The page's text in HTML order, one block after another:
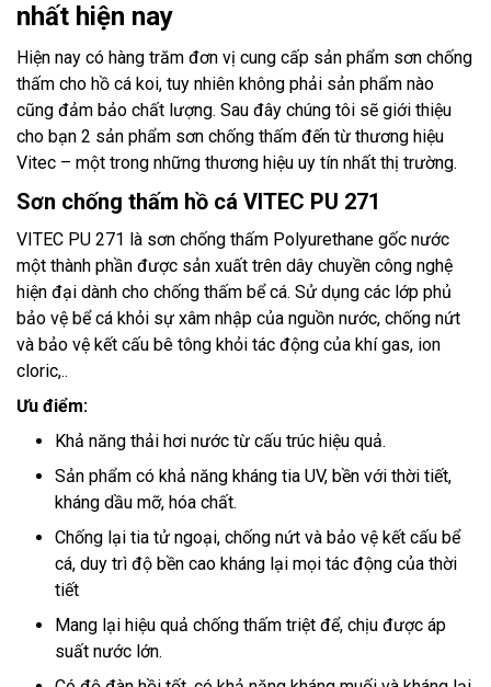
nhất hiện nay
Hiện nay có hàng trăm đơn vị cung cấp sản phẩm sơn chống
thấm cho hồ cá koi, tuy nhiên không phải sản phẩm nào
cũng đảm bảo chất lượng. Sau đây chúng tôi sẽ giới thiệu
cho bạn 2 sản phẩm sơn chống thấm đến từ thương hiệu
Vitec – một trong những thương hiệu uy tín nhất thị trường.
Sơn chống thấm hồ cá VITEC PU 271
VITEC PU 271 là sơn chống thấm Polyurethane gốc nước
một thành phần được sản xuất trên dây chuyền công nghệ
hiện đại dành cho chống thấm bể cá. Sử dụng các lớp phủ
bảo vệ bể cá khỏi sự xâm nhập của nguồn nước, chống nứt
và bảo vệ kết cấu bê tông khỏi tác động của khí gas, ion
cloric,..
Ưu điểm:
Khả năng thải hơi nước từ cấu trúc hiệu quả.
Sản phẩm có khả năng kháng tia UV, bền với thời tiết,
kháng dầu mỡ, hóa chất.
Chống lại tia tử ngoại, chống nứt và bảo vệ kết cấu bể
cá, duy trì độ bền cao kháng lại mọi tác động của thời
tiết
Mang lại hiệu quả chống thấm triệt để, chịu được áp
suất nước lớn.